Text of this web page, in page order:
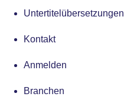
Untertitelübersetzungen
Kontakt
Anmelden
Branchen